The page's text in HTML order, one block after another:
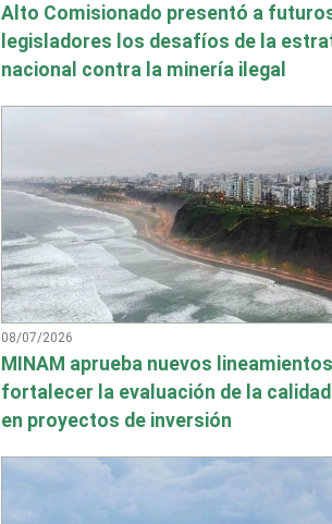
Alto Comisionado presentó a
legisladores los desafíos de la
nacional contra la minería ilegal
08/07/2026
MINAM aprueba nuevos
fortalecer la evaluación de la
en proyectos de inversión